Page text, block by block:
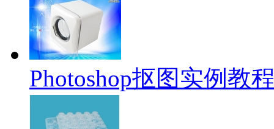
Photoshop抠图实例教